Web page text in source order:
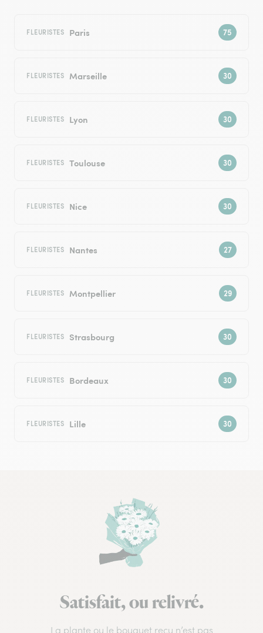
FLEURISTES Paris
FLEURISTES Marseille
FLEURISTES Lyon
FLEURISTES Toulouse
FLEURISTES Nice
FLEURISTES Nantes
FLEURISTES Montpellier
FLEURISTES Strasbourg
FLEURISTES Bordeaux
FLEURISTES Lille
Satisfait, ou relivré.
La plante ou le bouquet reçu n’est pas